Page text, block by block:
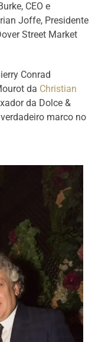
CEO e
Joffe, Presidente
Street Market
Conrad
da Christian
da Dolce &
marco no